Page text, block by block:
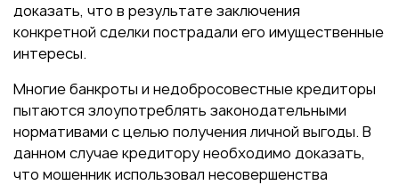
доказать, что в результате заключения
конкретной сделки пострадали его имущественные
интересы.
Многие банкроты и недобросовестные кредиторы
пытаются злоупотреблять законодательными
нормативами с целью получения личной выгоды. В
данном случае кредитору необходимо доказать,
что мошенник использовал несовершенства